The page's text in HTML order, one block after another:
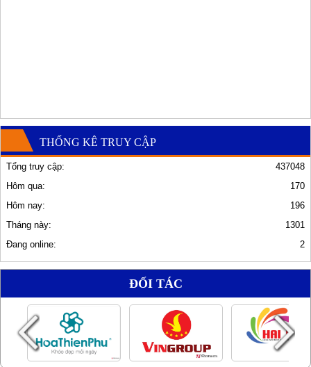
THỐNG KÊ TRUY CẬP
437048
Tổng truy cập:
170
Hôm qua:
196
Hôm nay:
1301
Tháng này:
2
Đang online:
ĐỐI TÁC